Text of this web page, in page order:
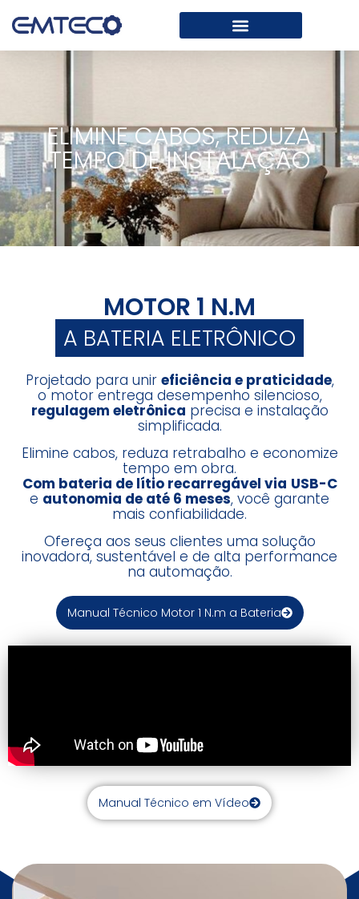
ELIMINE CABOS, REDUZA
TEMPO DE INSTALAÇÃO
MOTOR 1 N.M
A BATERIA ELETRÔNICO
Projetado para unir eficiência e praticidade,
o motor entrega desempenho silencioso,
regulagem eletrônica precisa e instalação
simplificada.
Elimine cabos, reduza retrabalho e economize
tempo em obra.
Com bateria de lítio recarregável via USB-C
e autonomia de até 6 meses, você garante
mais confiabilidade.
Ofereça aos seus clientes uma solução
inovadora, sustentável e de alta performance
na automação.
Manual Técnico Motor 1 N.m a Bateria
Manual Técnico em Vídeo